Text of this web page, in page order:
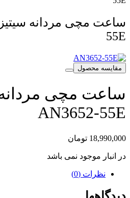
55E
مقایسه محصول
ساعت مچی
AN3652-55E
18,990,000 تومان
در انبار موجود نمی باشد
نظرات (0)